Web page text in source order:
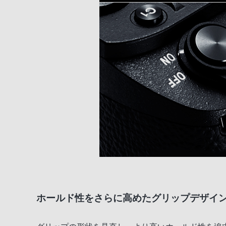
ホールド性をさらに高めたグリップデザイ